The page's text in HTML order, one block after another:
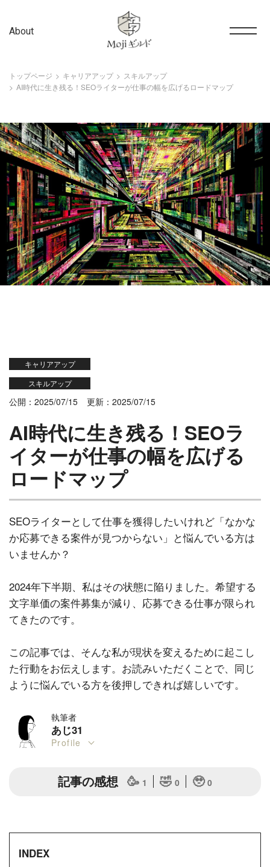
About
トップページ キャリアアップ
スキルアップ
AI時代に生き残る！SEOライターが仕事の幅を広げるロードマップ
キャリアアップ
スキルアップ
公開：2025/07/15 更新：2025/07/15
AI時代に生き残る！SEOラ
イターが仕事の幅を広げる
ロードマップ
SEOライターとして仕事を獲得したいけれど「なかな
か応募できる案件が見つからない」と悩んでいる方は
いませんか？
2024年下半期、私はその状態に陥りました。希望する
文字単価の案件募集が減り、応募できる仕事が限られ
てきたのです。
この記事では、そんな私が現状を変えるために起こし
た行動をお伝えします。お読みいただくことで、同じ
ように悩んでいる方を後押しできれば嬉しいです。
執筆者
あじ31
Profile
記事の感想 🥳 1 🤣 0 🥹 0
INDEX